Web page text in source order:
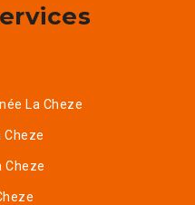
La Cheze
Cheze
Cheze